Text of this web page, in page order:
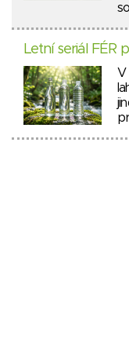
Letní seriál FÉR
V